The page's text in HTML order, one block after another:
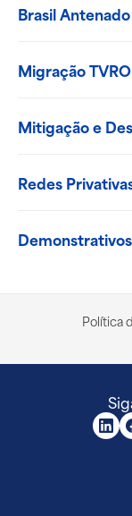
Brasil Antenado
Migração TVRO
Mitigação e
Redes
Política